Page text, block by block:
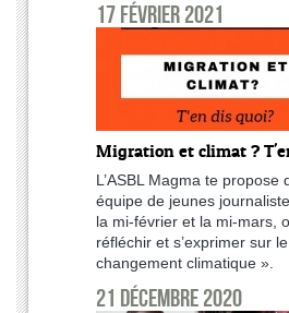
17 février 2021
Migration et climat ?
L’ASBL Magma te propose
équipe de jeunes
la mi-février et la mi-mars,
réfléchir et s’exprimer sur
changement climatique ».
21 décembre 2020